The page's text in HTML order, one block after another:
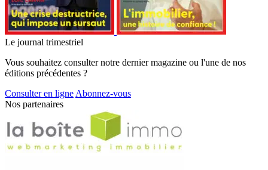
Le journal trimestriel
Vous souhaitez consulter notre dernier magazine ou l'une de nos
éditions précédentes ?
Consulter en ligne Abonnez-vous
Nos partenaires